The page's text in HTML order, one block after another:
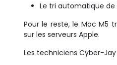
Le tri automatique de
Pour le reste, le Mac M5
sur les serveurs Apple.
Les techniciens Cyber-